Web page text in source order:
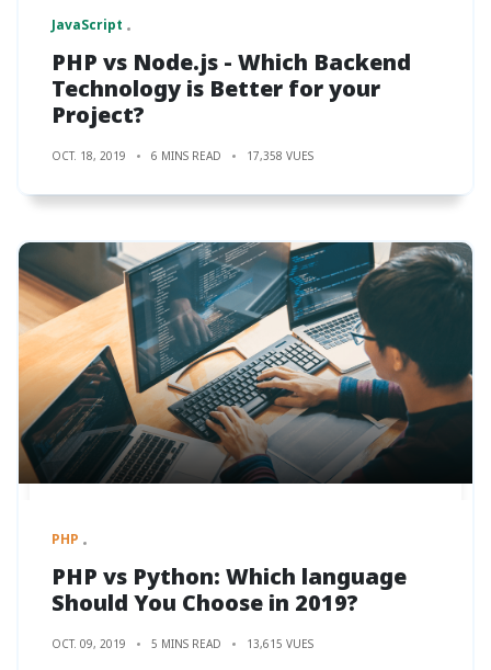
JavaScript
PHP vs Node.js - Which Backend
Technology is Better for your
Project?
OCT. 18, 2019 6 MINS READ 17,358 VUES
PHP
PHP vs Python: Which language
Should You Choose in 2019?
OCT. 09, 2019 5 MINS READ 13,615 VUES